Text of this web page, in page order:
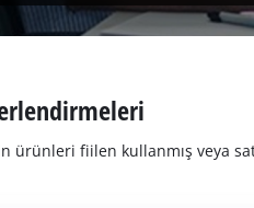
ürünleri fiilen kullanmış veya